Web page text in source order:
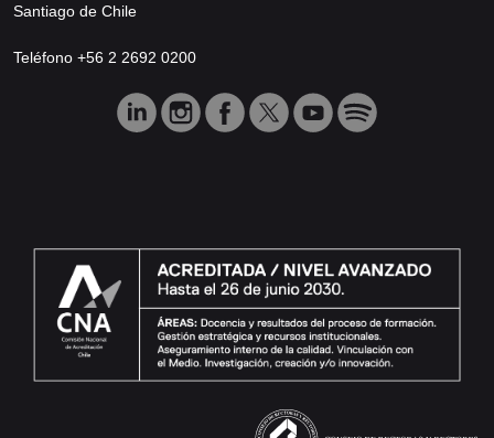
Santiago de Chile
Teléfono +56 2 2692 0200